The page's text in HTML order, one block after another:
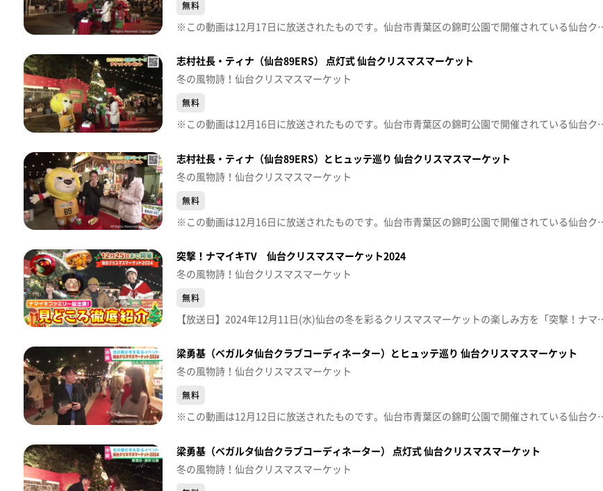
無料
※この動画は12月17日に放送されたものです。仙台市青葉区の錦町公園で開催されてい
志村社長・ティナ（仙台89ERS） 点灯式 仙台クリスマスマーケット
冬の風物詩！仙台クリスマスマーケット
無料
※この動画は12月16日に放送されたものです。仙台市青葉区の錦町公園で開催されている仙台クリス
志村社長・ティナ（仙台89ERS）とヒュッテ巡り 仙台クリスマスマーケット
冬の風物詩！仙台クリスマスマーケット
無料
※この動画は12月16日に放送されたものです。仙台市青葉区の錦町公園で開催されている仙台クリスマスマーケッ
突撃！ナマイキTV 仙台クリスマスマーケット2024
冬の風物詩！仙台クリスマスマーケット
無料
【放送日】2024年12月11日(水)仙台の冬を彩るクリスマスマーケットの楽しみ方を「突撃！ナマイキTV」のメンバーが紹介！去年よりもパワーアップしたフードエリアの美味しい情報や、クリスマス
梁勇基（ベガルタ仙台クラブコーディネーター）とヒュッテ巡り 仙台クリスマスマーケット
冬の風物詩！仙台クリスマスマーケット
無料
※この動画は12月12日に放送されたものです。仙台市青葉区の錦町公園で開催されている仙台クリスマスマー
梁勇基（ベガルタ仙台クラブコーディネーター） 点灯式 仙台クリスマスマーケット
冬の風物詩！仙台クリスマスマーケット